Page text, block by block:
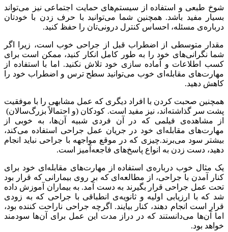
شوخ طبعی و استفاده از سیستم‌های حمایت اجتماعی نیز می‌تواند
بسیار مفید باشد. همچنین شما می‌توانید با حرف زدن با خودتان
درباره‌ی مسئله، احساس کنترل درونی‌تان را حفظ کنید.
مقدار متوسطی از اضطراب قبل از جراحی خوب است، زیرا اگر
شما نگرانی‌های خود را به طور کامل انکار کنید، ممکن است برای
کسب اطلاعات و آماده سازی خود تلاش نکنید. اما با استفاده از
مهارت‌های مقابله‌ای خوب می‌توانید سطح ترس و اضطراب خود را
کاهش دهید.
همچنین صحبت کردن با افراد دیگری که عمل مشابهی را با موفقیت
پشت سر گذاشته‌اند، نیز مفید است. کودکان (و احتمالاً بزرگ‌سالان)
از مشاهده‌ی فیلمی که در آن فردی شبیه آن‌ها، به خوبی از
مهارت‌های مقابله‌ای خود در جریان عمل جراحی استفاده می‌کند،
بیشتر سود می‌برند.چیزی که در موقع مواجهه با جراحی نباید انجام
دهید، دست زدن به انواع پاسخ‌های فاجعه‌آمیز است.
یک مثال خوب درباره‌ی استفاده از مهارت‌های مقابله‌ای خود برای
کنار آمدن با جراحی، از مطالعه‌ای که بر روی بیمارانی که قرار بود
تحت عمل جراحی قرار بگیرند به دست آمد. به بیماران آموزش داده
شد که با ارزیابی اولیه و ثانویه‌ی انطباقی با جراحی که به زودی
قرار است انجام دهند، کنار بیایند. اگرچه جراحی ناراحت کننده بود،
اما آن‌ها می‌دانستند که در دراز مدت این عمل برای آن‌ها سودمند
خواهد بود.